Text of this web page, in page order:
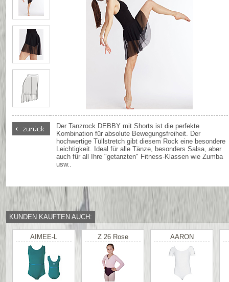
Der Tanzrock DEBBY mit Shorts ist die perfekte
Kombination für absolute Bewegungsfreiheit. Der
hochwertige Tüllstretch gibt diesem Rock eine besondere
Leichtigkeit. Ideal für alle Tänze, besonders Salsa, aber
auch für all Ihre "getanzten" Fitness-Klassen wie Zumba
usw..
KUNDEN KAUFTEN AUCH:
AIMEE-L Z 26 Rose AARON